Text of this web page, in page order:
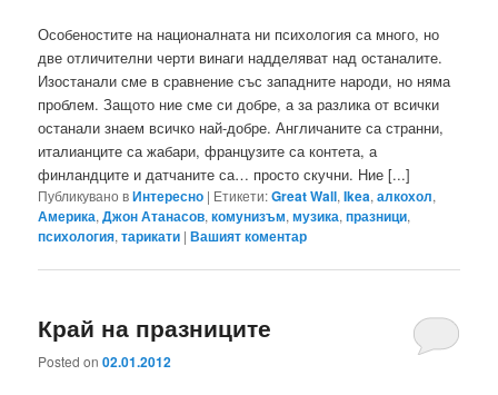
Особеностите на националната ни психология са много, но
две отличителни черти винаги надделяват над останалите.
Изостанали сме в сравнение със западните народи, но няма
проблем. Защото ние сме си добре, а за разлика от всички
останали знаем всичко най-добре. Англичаните са странни,
италианците са жабари, французите са контета, а
финландците и датчаните са… просто скучни. Ние [...]
Публикувано вИнтересно | Етикети:Great Wall,Ikea,алкохол,
Америка,Джон Атанасов,комунизъм,музика,празници,
психология,тарикати |Вашият коментар
Край на празниците
Posted on02.01.2012